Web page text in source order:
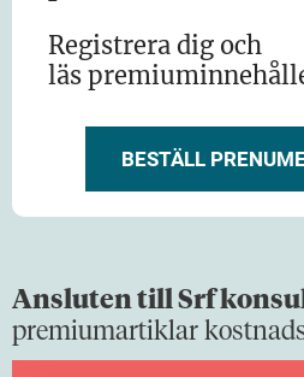
Registrera dig och
läs
BESTÄLL
Ansluten till Srf
premiumartiklar